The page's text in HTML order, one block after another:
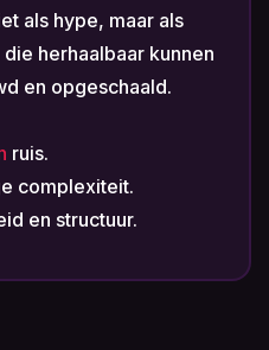
als hype, maar als
herhaalbaar kunnen
en opgeschaald.
ruis.
complexiteit.
en structuur.